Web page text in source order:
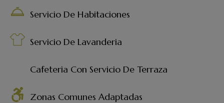
Servicio De Habitaciones
Servicio De Lavanderia
Cafeteria Con Servicio De Terraza
Zonas Comunes Adaptadas